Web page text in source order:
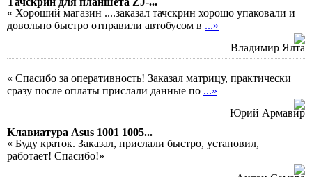
« Хороший магазин ....заказал тачскрин хорошо упаковали и
довольно быстро отправили автобусом в ...»
Владимир Ялта
« Спасибо за оперативность! Заказал матрицу, практически
сразу после оплаты прислали данные по ...»
Юрий Армавир
Клавиатура Asus 1001 1005...
« Буду краток. Заказал, прислали быстро, установил,
работает! Спасибо!»